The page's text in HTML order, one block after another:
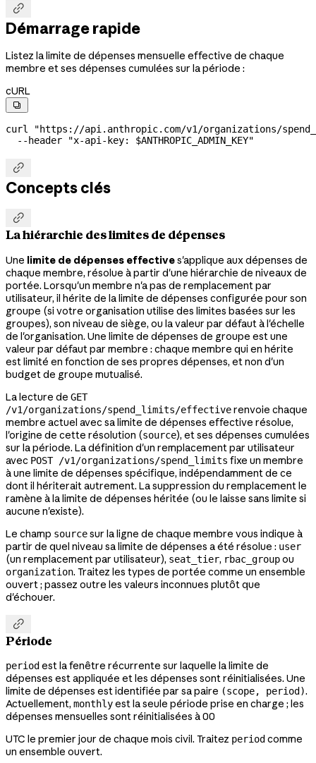

Démarrage rapide
Listez la limite de dépenses mensuelle effective de chaque
membre et ses dépenses cumulées sur la période :
cURL

curl "https://api.anthropic.com/v1/organizations/
  --header
"x-api-key: $ANTHROPIC_ADMIN_KEY"

Concepts clés

La hiérarchie des limites de dépenses
Une limite de dépenses effectives'applique aux dépenses de
chaque membre, résolue à partir d'une hiérarchie de niveaux de
portée. Lorsqu'un membre n'a pas de remplacement par
utilisateur, il hérite de la limite de dépenses configurée pour son
groupe (si votre organisation utilise des limites basées sur les
groupes), son niveau de siège, ou la valeur par défaut à l'échelle
de l'organisation. Une limite de dépenses de groupe est une
valeur par défaut par membre : chaque membre qui en hérite
est limité en fonction de ses propres dépenses, et non d'un
budget de groupe mutualisé.
La lecture de GET
/v1/organizations/spend_limits/effectiverenvoie chaque
membre actuel avec sa limite de dépenses effective résolue,
l'origine de cette résolution (source), et ses dépenses cumulées
sur la période. La définition d'un remplacement par utilisateur
avec POST /v1/organizations/spend_limits fixe un membre
à une limite de dépenses spécifique, indépendamment de ce
dont il hériterait autrement. La suppression du remplacement le
ramène à la limite de dépenses héritée (ou le laisse sans limite si
aucune n'existe).
Le champ sourcesur la ligne de chaque membre vous indique à
partir de quel niveau sa limite de dépenses a été résolue : user
(un remplacement par utilisateur), seat_tier, rbac_groupou
organization. Traitez les types de portée comme un ensemble
ouvert ; passez outre les valeurs inconnues plutôt que
d'échouer.

Période
period est la fenêtre récurrente sur laquelle la limite de
dépenses est appliquée et les dépenses sont réinitialisées. Une
limite de dépenses est identifiée par sa paire (scope, period).
Actuellement, monthlyest la seule période prise en charge ; les
dépenses mensuelles sont réinitialisées à 00
UTC le premier jour de chaque mois civil. Traitez period comme
un ensemble ouvert.